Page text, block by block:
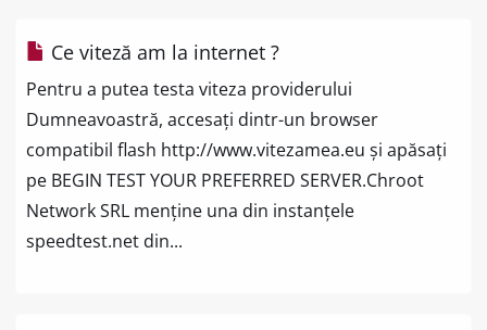
Ce viteză am la internet ?
Pentru a putea testa viteza providerului
Dumneavoastră, accesați dintr-un browser
compatibil flash http://www.vitezamea.eu și apăsați
pe BEGIN TEST YOUR PREFERRED SERVER.Chroot
Network SRL menține una din instanțele
speedtest.net din...